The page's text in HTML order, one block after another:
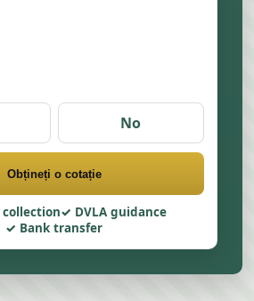
No
Obțineți o cotație
collection
DVLA guidance
Bank transfer